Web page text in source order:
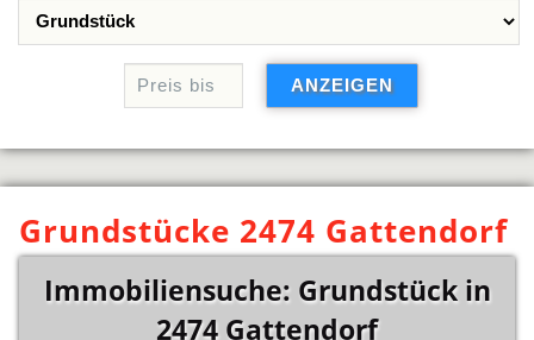
Grundstücke 2474 Gattendorf
Immobiliensuche: Grundstück in
2474 Gattendorf